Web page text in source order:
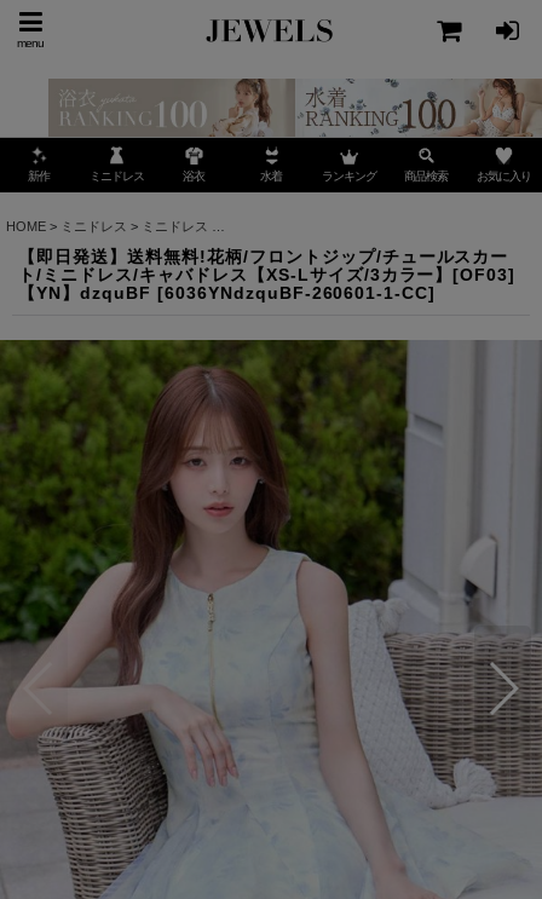
menu
新作 ミニドレス 浴衣 水着 ランキング 商品検索 お気に入り
HOME > ミニドレス > ミニドレス
【即日発送】送料無料!花柄/フロントジップ/チュールスカー
ト/ミニドレス/キャバドレス【XS-Lサイズ/3カラー】[OF03]
【YN】dzquBF [6036YNdzquBF-260601-1-CC]